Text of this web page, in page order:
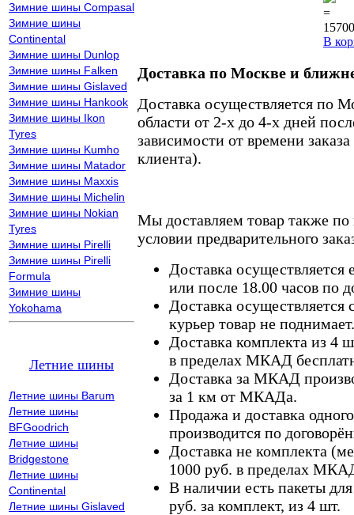
Зимние шины Compasal
Зимние шины
Continental
Зимние шины Dunlop
Зимние шины Falken
Зимние шины Gislaved
Зимние шины Hankook
Зимние шины Ikon
Tyres
Зимние шины Kumho
Зимние шины Matador
Зимние шины Maxxis
Зимние шины Michelin
Зимние шины Nokian
Tyres
Зимние шины Pirelli
Зимние шины Pirelli
Formula
Зимние шины
Yokohama
Летние шины
Летние шины Barum
Летние шины
BFGoodrich
Летние шины
Bridgestone
Летние шины
Continental
Летние шины Gislaved
=
В
Доставка по Москве и
Доставка осуществляется по
области от 2-х до 4-х дней
зависимости от времени
клиента).
Мы доставляем товар также
условии предварительного
Доставка осуществляется
или после 18.00 часов по
Доставка осуществляется
курьер товар не поднимает.
Доставка комплекта из 4
в пределах МКАД
Доставка за МКАД
за 1 км от МКАДа.
Продажа и доставка
производится по
Доставка не комплекта
1000 руб. в пределах
В наличии есть пакеты
руб. за комплект, из 4 шт.